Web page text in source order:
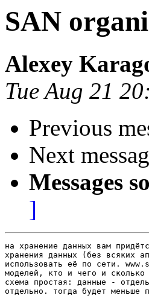
SAN
Alexey
Tue Aug 21
Previous
Next
Messages
]
на хранение данных вам
хранения данных (без всяких
использовать её по сети.
моделей, кто и чего и сколько
схема простая: данные -
отдельно. тогда будет меньше